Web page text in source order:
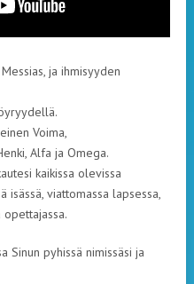
ja ihmisyyden
Voima,
Alfa ja Omega.
kaikissa olevissa
isässä, viattomassa lapsessa,
opettajassa.
Sinun pyhissä nimissäsi ja